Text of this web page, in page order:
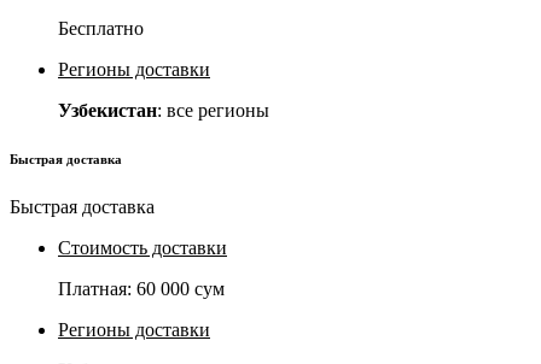
Бесплатно
Регионы доставки
Узбекистан: все регионы
Быстрая доставка
Быстрая доставка
Стоимость доставки
Платная: 60 000 сум
Регионы доставки